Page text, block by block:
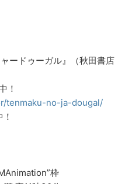
ードゥーガル』（秋田書店
！
tenmaku-no-ja-dougal/
枠